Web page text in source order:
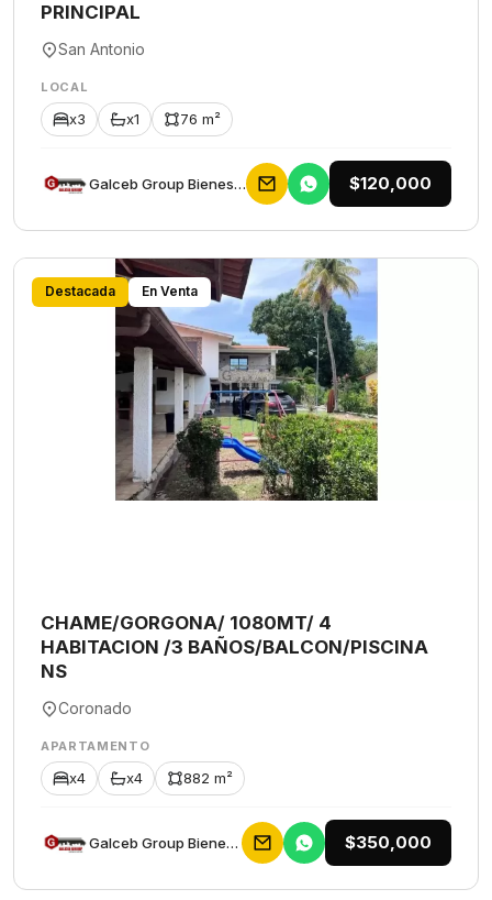
PRINCIPAL
San Antonio
LOCAL
x3 x1 76 m²
Galceb Group Bienes Raices $120,000
Destacada En Venta
CHAME/GORGONA/ 1080MT/ 4
HABITACION /3 BAÑOS/BALCON/PISCINA
NS
Coronado
APARTAMENTO
x4 x4 882 m²
Galceb Group Bienes Raices $350,000